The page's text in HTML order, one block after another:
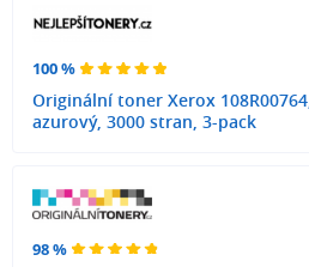
100 %
Originální toner Xerox 108R00764,
azurový, 3000 stran, 3-pack
98 %